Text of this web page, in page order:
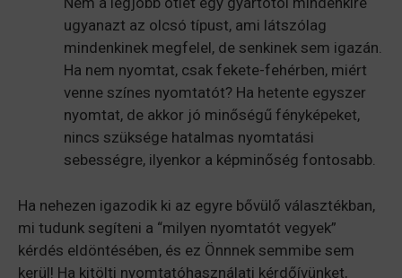
ugyanazt az olcsó típust, ami látszólag
mindenkinek megfelel, de senkinek sem igazán.
Ha nem nyomtat, csak fekete-fehérben, miért
venne színes nyomtatót? Ha hetente egyszer
nyomtat, de akkor jó minőségű fényképeket,
nincs szüksége hatalmas nyomtatási
sebességre, ilyenkor a képminőség fontosabb.
Ha nehezen igazodik ki az egyre bővülő választékban,
mi tudunk segíteni a “milyen nyomtatót vegyek”
kérdés eldöntésében, és ez Önnnek semmibe sem
kerül! Ha kitölti nyomtatóhasználati kérdőívünket,